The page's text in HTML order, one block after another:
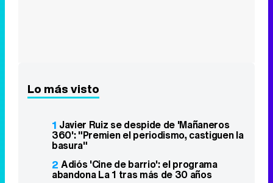
Lo más visto
1 Javier Ruiz se despide de 'Mañaneros
360': "Premien el periodismo, castiguen la
basura"
2 Adiós 'Cine de barrio': el programa
abandona La 1 tras más de 30 años